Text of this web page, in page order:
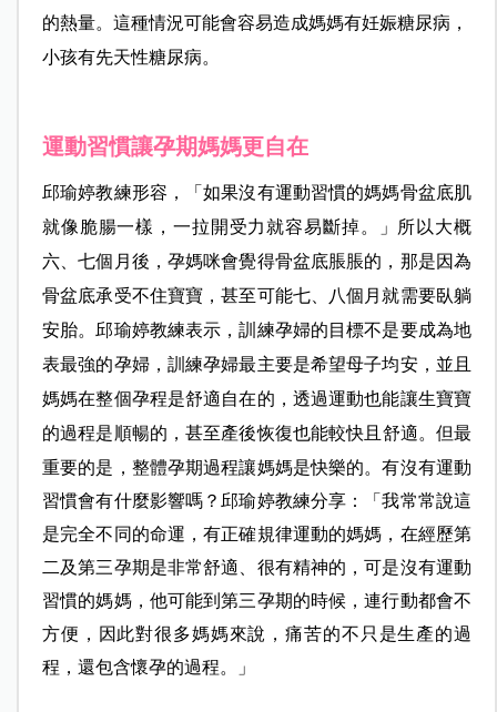
的熱量。這種情況可能會容易造成媽媽有妊娠糖尿病，
小孩有先天性糖尿病。
運動習慣讓孕期媽媽更自在
邱瑜婷教練形容，「如果沒有運動習慣的媽媽骨盆底肌
就像脆腸一樣，一拉開受力就容易斷掉。」所以大概
六、七個月後，孕媽咪會覺得骨盆底脹脹的，那是因為
骨盆底承受不住寶寶，甚至可能七、八個月就需要臥躺
安胎。邱瑜婷教練表示，訓練孕婦的目標不是要成為地
表最強的孕婦，訓練孕婦最主要是希望母子均安，並且
媽媽在整個孕程是舒適自在的，透過運動也能讓生寶寶
的過程是順暢的 ，甚至產後恢復也能較快且舒適。但最
重要的是，整體孕期過程讓媽媽是快樂的。有沒有運動
習慣會有什麼影響嗎？邱瑜婷教練分享：「我常常說這
是完全不同的命運，有正確規律運動的媽媽，在經歷第
二及第三孕期是非常舒適、很有精神的，可是沒有運動
習慣的媽媽，他可能到第三孕期的時候，連行動都會不
方便，因此對很多媽媽來說，痛苦的不只是生產的過
程，還包含懷孕的過程。」